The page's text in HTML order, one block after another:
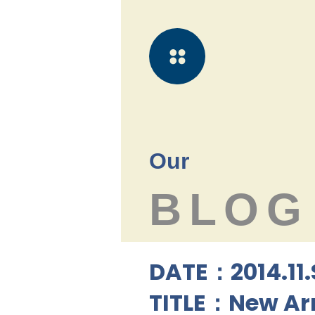
Our
BLOG
DATE：
TITLE：New